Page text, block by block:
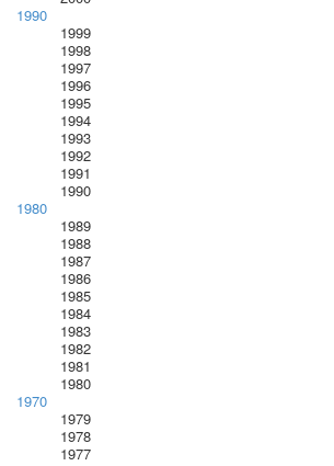
1990
1999
1998
1997
1996
1995
1994
1993
1992
1991
1990
1980
1989
1988
1987
1986
1985
1984
1983
1982
1981
1980
1970
1979
1978
1977